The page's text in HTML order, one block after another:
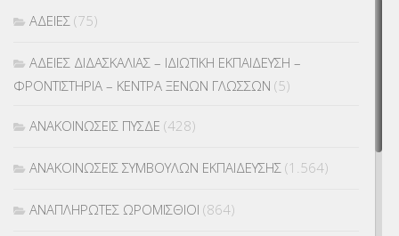
ΑΔΕΙΕΣ (75)
ΑΔΕΙΕΣ ΔΙΔΑΣΚΑΛΙΑΣ – ΙΔΙΩΤΙΚΗ ΕΚΠΑΙΔΕΥΣΗ –
ΦΡΟΝΤΙΣΤΗΡΙΑ – ΚΕΝΤΡΑ ΞΕΝΩΝ ΓΛΩΣΣΩΝ (5)
ΑΝΑΚΟΙΝΩΣΕΙΣ ΠΥΣΔΕ (428)
ΑΝΑΚΟΙΝΩΣΕΙΣ ΣΥΜΒΟΥΛΩΝ ΕΚΠΑΙΔΕΥΣΗΣ (1.564)
ΑΝΑΠΛΗΡΩΤΕΣ ΩΡΟΜΙΣΘΙΟΙ (864)